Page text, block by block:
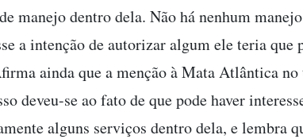
manejo dentro dela. Não há nenhum
a intenção de autorizar algum ele teria que
ainda que a menção à Mata Atlântica no
deveu-se ao fato de que pode haver
alguns serviços dentro dela, e lembra